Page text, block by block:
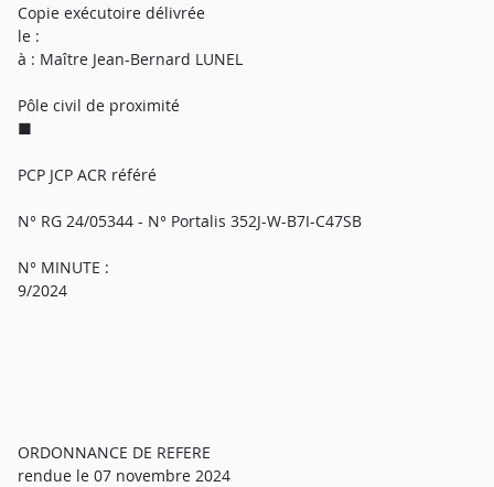
Copie exécutoire délivrée
le :
à : Maître Jean-Bernard LUNEL
Pôle civil de proximité
■
PCP JCP ACR référé
N° RG 24/05344 - N° Portalis 352J-W-B7I-C47SB
N° MINUTE :
9/2024
ORDONNANCE DE REFERE
rendue le 07 novembre 2024